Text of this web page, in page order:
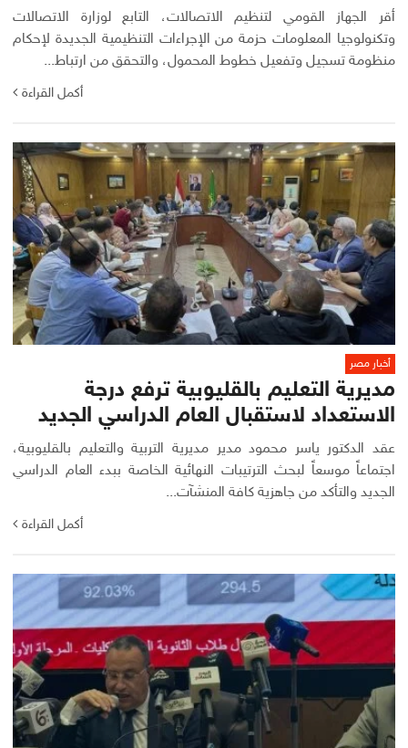
أقر الجهاز القومي لتنظيم الاتصالات، التابع لوزارة الاتصالات
وتكنولوجيا المعلومات حزمة من الإجراءات التنظيمية الجديدة لإحكام
منظومة تسجيل وتفعيل خطوط المحمول، والتحقق من ارتباط...
أكمل القراءة
أخبار مصر
مديرية التعليم بالقليوبية ترفع درجة
الاستعداد لاستقبال العام الدراسي الجديد
عقد الدكتور ياسر محمود مدير مديرية التربية والتعليم بالقليوبية،
اجتماعاً موسعاً لبحث الترتيبات النهائية الخاصة ببدء العام الدراسي
الجديد والتأكد من جاهزية كافة المنشآت...
أكمل القراءة